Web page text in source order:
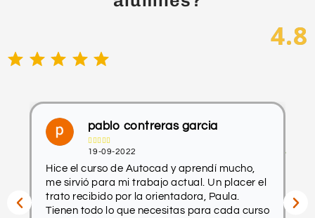
projectes reals
◦ Eines
◦ Ajust d’hiperparàmetres
• Integració de ChatGPT en aplicacions
web i mòbils
4.8
pablo contreras garcia
  
19-09-2022
Hice el curso de Autocad y aprendí mucho,
me sirvió para mi trabajo actual. Un placer el
trato recibido por la orientadora, Paula.
Tienen todo lo que necesitas para cada curso